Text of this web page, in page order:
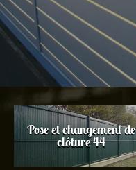
Pose et changement de
clôture 44